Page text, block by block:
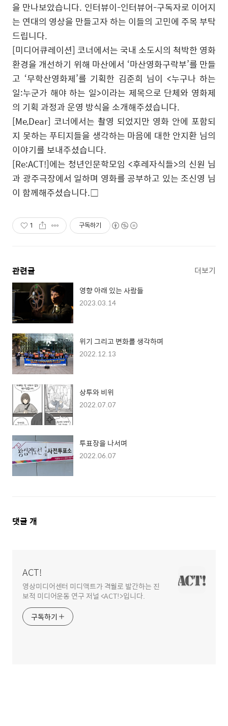
을 만나보았습니다. 인터뷰이-인터뷰어-구독자로 이어지
는 연대의 영상을 만들고자 하는 이들의 고민에 주목 부탁
드립니다.
[미디어큐레이션] 코너에서는 국내 소도시의 척박한 영화
환경을 개선하기 위해 마산에서 ‘마산영화구락부’를 만들
고 ‘무학산영화제’를 기획한 김준희 님이 <누구나 하는
일:누군가 해야 하는 일>이라는 제목으로 단체와 영화제
의 기획 과정과 운영 방식을 소개해주셨습니다.
[Me,Dear] 코너에서는 촬영 되었지만 영화 안에 포함되
지 못하는 푸티지들을 생각하는 마음에 대한 안지환 님의
이야기를 보내주셨습니다.
[Re:ACT!]에는 청년인문학모임 <후레자식들>의 신원 님
과 광주극장에서 일하며 영화를 공부하고 있는 조신영 님
이 함께해주셨습니다.□
1 구독하기
관련글 더보기
영향 아래 있는 사람들
2023.03.14
위기 그리고 변화를 생각하며
2022.12.13
상투와 비위
2022.07.07
투표장을 나서며
2022.06.07
댓
댓글 개
ACT!
영상미디어센터 미디액트가 격월로 발간하는 진
보적 미디어운동 연구 저널 <ACT!>입니다.
구독하기